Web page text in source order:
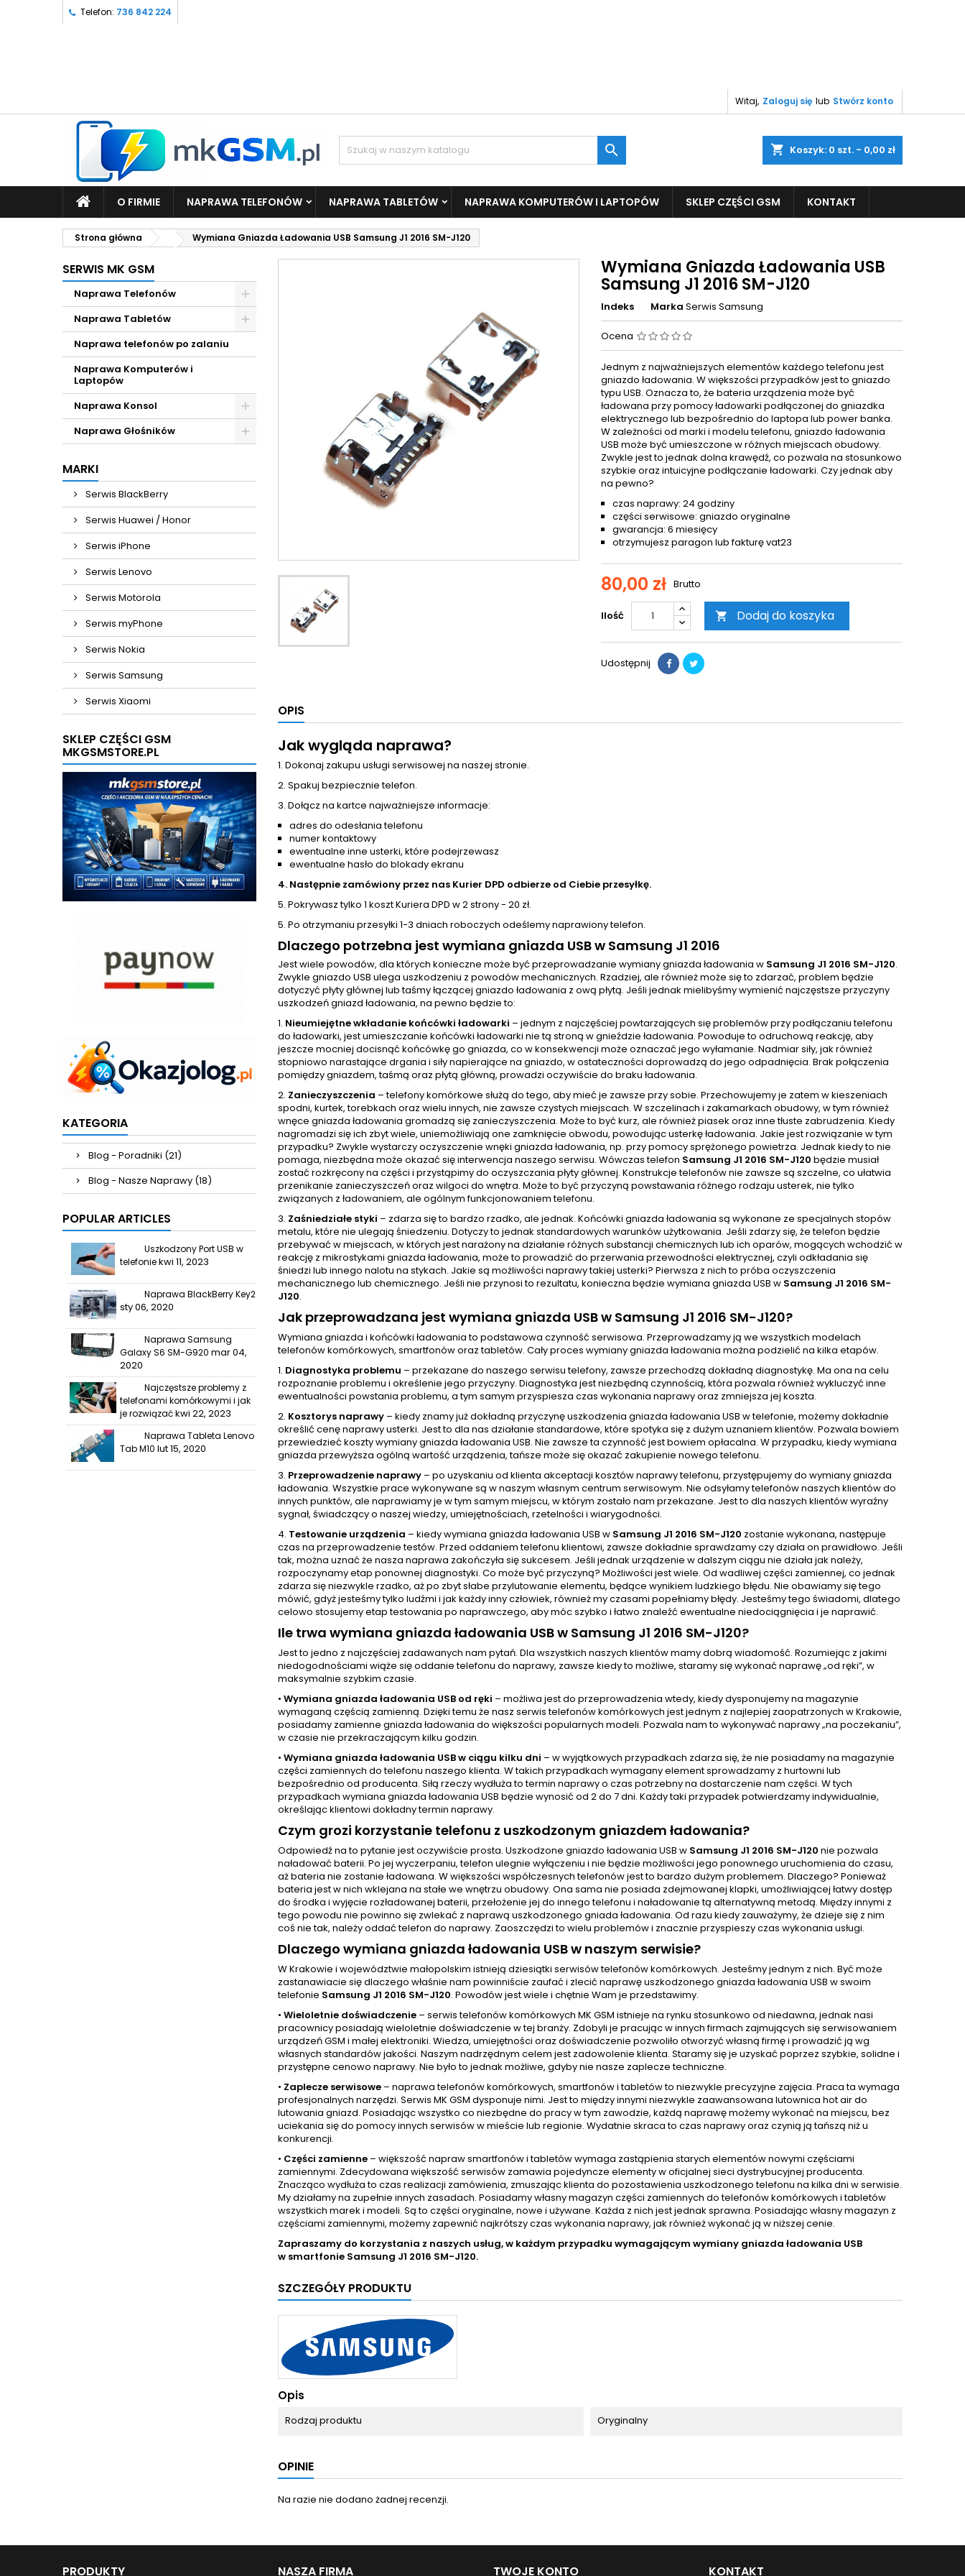
Telefon: 736 842 224
Witaj, Zaloguj się lub Stwórz konto
shopping_cart Koszyk: 0 szt. - 0,00 zł

O FIRMIE NAPRAWA TELEFONÓW NAPRAWA TABLETÓW NAPRAWA KOMPUTERÓW I LAPTOPÓW SKLEP CZĘŚCI GSM KONTAKT
Strona główna Wymiana Gniazda Ładowania USB Samsung J1 2016 SM-J120
SERWIS MK GSM
Naprawa Telefonów
Naprawa Tabletów
Naprawa telefonów po zalaniu
Naprawa Komputerów i
Laptopów
Naprawa Konsol
Naprawa Głośników
MARKI
Serwis BlackBerry
Serwis Huawei / Honor
Serwis iPhone
Serwis Lenovo
Serwis Motorola
Serwis myPhone
Serwis Nokia
Serwis Samsung
Serwis Xiaomi
SKLEP CZĘŚCI GSM
MKGSMSTORE.PL
KATEGORIA
Blog - Poradniki (21)
Blog - Nasze Naprawy (18)
POPULAR ARTICLES
Uszkodzony Port USB w
telefoniekwi 11, 2023
Naprawa BlackBerry Key2
sty 06, 2020
Naprawa Samsung
Galaxy S6 SM-G920 mar 04,
2020
Najczęstsze problemy z
telefonami komórkowymi i jak
je rozwiązaćkwi 22, 2023
Naprawa Tableta Lenovo
Tab M10 lut 15, 2020
Wymiana Gniazda Ładowania USB
Samsung J1 2016 SM-J120
Indeks Marka Serwis Samsung
Ocena
Jednym z najważniejszych elementów każdego telefonu jest
gniazdo ładowania. W większości przypadków jest to gniazdo
typu USB. Oznacza to, że bateria urządzenia może być
ładowana przy pomocy ładowarki podłączonej do gniazdka
elektrycznego lub bezpośrednio do laptopa lub power banka.
W zależności od marki i modelu telefonu, gniazdo ładowania
USB może być umieszczone w różnych miejscach obudowy.
Zwykle jest to jednak dolna krawędź, co pozwala na stosunkowo
szybkie oraz intuicyjne podłączanie ładowarki. Czy jednak aby
na pewno?
czas naprawy: 24 godziny
części serwisowe: gniazdo oryginalne
gwarancja: 6 miesięcy
otrzymujesz paragon lub fakturę vat23
80,00 zł Brutto
Ilość  Dodaj do koszyka
Udostępnij
OPIS
Jak wygląda naprawa?
1. Dokonaj zakupu usługi serwisowej na naszej stronie.
2. Spakuj bezpiecznie telefon.
3. Dołącz na kartce najważniejsze informacje:
adres do odesłania telefonu
numer kontaktowy
ewentualne inne usterki, które podejrzewasz
ewentualne hasło do blokady ekranu
4. Następnie zamówiony przez nas Kurier DPD odbierze od Ciebie przesyłkę.
5. Pokrywasz tylko 1 koszt Kuriera DPD w 2 strony - 20 zł.
5. Po otrzymaniu przesyłki 1-3 dniach roboczych odeślemy naprawiony telefon.
Dlaczego potrzebna jest wymiana gniazda USB w Samsung J1 2016
Jest wiele powodów, dla których konieczne może być przeprowadzanie wymiany gniazda ładowania w Samsung J1 2016 SM-J120.
Zwykle gniazdo USB ulega uszkodzeniu z powodów mechanicznych. Rzadziej, ale również może się to zdarzać, problem będzie
dotyczyć płyty głównej lub taśmy łączącej gniazdo ładowania z ową płytą. Jeśli jednak mielibyśmy wymienić najczęstsze przyczyny
uszkodzeń gniazd ładowania, na pewno będzie to:
1. Nieumiejętne wkładanie końcówki ładowarki – jednym z najczęściej powtarzających się problemów przy podłączaniu telefonu
do ładowarki, jest umieszczanie końcówki ładowarki nie tą stroną w gnieździe ładowania. Powoduje to odruchową reakcję, aby
jeszcze mocniej docisnąć końcówkę go gniazda, co w konsekwencji może oznaczać jego wyłamanie. Nadmiar siły, jak również
stopniowo narastające drgania i siły napierające na gniazdo, w ostateczności doprowadzą do jego odpadnięcia. Brak połączenia
pomiędzy gniazdem, taśmą oraz płytą główną, prowadzi oczywiście do braku ładowania.
2. Zanieczyszczenia – telefony komórkowe służą do tego, aby mieć je zawsze przy sobie. Przechowujemy je zatem w kieszeniach
spodni, kurtek, torebkach oraz wielu innych, nie zawsze czystych miejscach. W szczelinach i zakamarkach obudowy, w tym również
wnęce gniazda ładowania gromadzą się zanieczyszczenia. Może to być kurz, ale również piasek oraz inne tłuste zabrudzenia. Kiedy
nagromadzi się ich zbyt wiele, uniemożliwiają one zamknięcie obwodu, powodując usterkę ładowania. Jakie jest rozwiązanie w tym
przypadku? Zwykle wystarczy oczyszczenie wnęki gniazda ładowania, np. przy pomocy sprężonego powietrza. Jednak kiedy to nie
pomaga, niezbędna może okazać się interwencja naszego serwisu. Wówczas telefon Samsung J1 2016 SM-J120 będzie musiał
zostać rozkręcony na części i przystąpimy do oczyszczania płyty głównej. Konstrukcje telefonów nie zawsze są szczelne, co ułatwia
przenikanie zanieczyszczeń oraz wilgoci do wnętra. Może to być przyczyną powstawania różnego rodzaju usterek, nie tylko
związanych z ładowaniem, ale ogólnym funkcjonowaniem telefonu.
3. Zaśniedziałe styki – zdarza się to bardzo rzadko, ale jednak. Końcówki gniazda ładowania są wykonane ze specjalnych stopów
metalu, które nie ulegają śniedzeniu. Dotyczy to jednak standardowych warunków użytkowania. Jeśli zdarzy się, że telefon będzie
przebywać w miejscach, w których jest narażony na działanie różnych substancji chemicznych lub ich oparów, mogących wchodzić w
reakcję z mikrostykami gniazda ładowania, może to prowadzić do przerwania przewodności elektrycznej, czyli odkładania się
śniedzi lub innego nalotu na stykach. Jakie są możliwości naprawy takiej usterki? Pierwsza z nich to próba oczyszczenia
mechanicznego lub chemicznego. Jeśli nie przynosi to rezultatu, konieczna będzie wymiana gniazda USB w Samsung J1 2016 SM-
J120.
Jak przeprowadzana jest wymiana gniazda USB w Samsung J1 2016 SM-J120?
Wymiana gniazda i końcówki ładowania to podstawowa czynność serwisowa. Przeprowadzamy ją we wszystkich modelach
telefonów komórkowych, smartfonów oraz tabletów. Cały proces wymiany gniazda ładowania można podzielić na kilka etapów.
1. Diagnostyka problemu – przekazane do naszego serwisu telefony, zawsze przechodzą dokładną diagnostykę. Ma ona na celu
rozpoznanie problemu i określenie jego przyczyny. Diagnostyka jest niezbędną czynnością, która pozwala również wykluczyć inne
ewentualności powstania problemu, a tym samym przyspiesza czas wykonania naprawy oraz zmniejsza jej koszta.
2. Kosztorys naprawy – kiedy znamy już dokładną przyczynę uszkodzenia gniazda ładowania USB w telefonie, możemy dokładnie
określić cenę naprawy usterki. Jest to dla nas działanie standardowe, które spotyka się z dużym uznaniem klientów. Pozwala bowiem
przewiedzieć koszty wymiany gniazda ładowania USB. Nie zawsze ta czynność jest bowiem opłacalna. W przypadku, kiedy wymiana
gniazda przewyższa ogólną wartość urządzenia, tańsze może się okazać zakupienie nowego telefonu.
3. Przeprowadzenie naprawy – po uzyskaniu od klienta akceptacji kosztów naprawy telefonu, przystępujemy do wymiany gniazda
ładowania. Wszystkie prace wykonywane są w naszym własnym centrum serwisowym. Nie odsyłamy telefonów naszych klientów do
innych punktów, ale naprawiamy je w tym samym miejscu, w którym zostało nam przekazane. Jest to dla naszych klientów wyraźny
sygnał, świadczący o naszej wiedzy, umiejętnościach, rzetelności i wiarygodności.
4. Testowanie urządzenia – kiedy wymiana gniazda ładowania USB w Samsung J1 2016 SM-J120 zostanie wykonana, następuje
czas na przeprowadzenie testów. Przed oddaniem telefonu klientowi, zawsze dokładnie sprawdzamy czy działa on prawidłowo. Jeśli
tak, można uznać że nasza naprawa zakończyła się sukcesem. Jeśli jednak urządzenie w dalszym ciągu nie działa jak należy,
rozpoczynamy etap ponownej diagnostyki. Co może być przyczyną? Możliwości jest wiele. Od wadliwej części zamiennej, co jednak
zdarza się niezwykle rzadko, aż po zbyt słabe przylutowanie elementu, będące wynikiem ludzkiego błędu. Nie obawiamy się tego
mówić, gdyż jesteśmy tylko ludźmi i jak każdy inny człowiek, również my czasami popełniamy błędy. Jesteśmy tego świadomi, dlatego
celowo stosujemy etap testowania po naprawczego, aby móc szybko i łatwo znaleźć ewentualne niedociągnięcia i je naprawić.
Ile trwa wymiana gniazda ładowania USB w Samsung J1 2016 SM-J120?
Jest to jedno z najczęściej zadawanych nam pytań. Dla wszystkich naszych klientów mamy dobrą wiadomość. Rozumiejąc z jakimi
niedogodnościami wiąże się oddanie telefonu do naprawy, zawsze kiedy to możliwe, staramy się wykonać naprawę „od ręki”, w
maksymalnie szybkim czasie.
• Wymiana gniazda ładowania USB od ręki – możliwa jest do przeprowadzenia wtedy, kiedy dysponujemy na magazynie
wymaganą częścią zamienną. Dzięki temu że nasz serwis telefonów komórkowych jest jednym z najlepiej zaopatrzonych w Krakowie,
posiadamy zamienne gniazda ładowania do większości popularnych modeli. Pozwala nam to wykonywać naprawy „na poczekaniu”,
w czasie nie przekraczającym kilku godzin.
• Wymiana gniazda ładowania USB w ciągu kilku dni – w wyjątkowych przypadkach zdarza się, że nie posiadamy na magazynie
części zamiennych do telefonu naszego klienta. W takich przypadkach wymagany element sprowadzamy z hurtowni lub
bezpośrednio od producenta. Siłą rzeczy wydłuża to termin naprawy o czas potrzebny na dostarczenie nam części. W tych
przypadkach wymiana gniazda ładowania USB będzie wynosić od 2 do 7 dni. Każdy taki przypadek potwierdzamy indywidualnie,
określając klientowi dokładny termin naprawy.
Czym grozi korzystanie telefonu z uszkodzonym gniazdem ładowania?
Odpowiedź na to pytanie jest oczywiście prosta. Uszkodzone gniazdo ładowania USB w Samsung J1 2016 SM-J120 nie pozwala
naładować baterii. Po jej wyczerpaniu, telefon ulegnie wyłączeniu i nie będzie możliwości jego ponownego uruchomienia do czasu,
aż bateria nie zostanie ładowana. W większości współczesnych telefonów jest to bardzo dużym problemem. Dlaczego? Ponieważ
bateria jest w nich wklejana na stałe we wnętrzu obudowy. Ona sama nie posiada zdejmowanej klapki, umożliwiającej łatwy dostęp
do środka i wyjęcie rozładowanej baterii, przełożenie jej do innego telefonu i naładowanie tą alternatywną metodą. Między innymi z
tego powodu nie powinno się zwlekać z naprawą uszkodzonego gniada ładowania. Od razu kiedy zauważymy, że dzieje się z nim
coś nie tak, należy oddać telefon do naprawy. Zaoszczędzi to wielu problemów i znacznie przyspieszy czas wykonania usługi.
Dlaczego wymiana gniazda ładowania USB w naszym serwisie?
W Krakowie i województwie małopolskim istnieją dziesiątki serwisów telefonów komórkowych. Jesteśmy jednym z nich. Być może
zastanawiacie się dlaczego właśnie nam powinniście zaufać i zlecić naprawę uszkodzonego gniazda ładowania USB w swoim
telefonie Samsung J1 2016 SM-J120. Powodów jest wiele i chętnie Wam je przedstawimy.
• Wieloletnie doświadczenie – serwis telefonów komórkowych MK GSM istnieje na rynku stosunkowo od niedawna, jednak nasi
pracownicy posiadają wieloletnie doświadczenie w tej branży. Zdobyli je pracując w innych firmach zajmujących się serwisowaniem
urządzeń GSM i małej elektroniki. Wiedza, umiejętności oraz doświadczenie pozwoliło otworzyć własną firmę i prowadzić ją wg
własnych standardów jakości. Naszym nadrzędnym celem jest zadowolenie klienta. Staramy się je uzyskać poprzez szybkie, solidne i
przystępne cenowo naprawy. Nie było to jednak możliwe, gdyby nie nasze zaplecze techniczne.
• Zaplecze serwisowe – naprawa telefonów komórkowych, smartfonów i tabletów to niezwykle precyzyjne zajęcia. Praca ta wymaga
profesjonalnych narzędzi. Serwis MK GSM dysponuje nimi. Jest to między innymi niezwykle zaawansowana lutownica hot air do
lutowania gniazd. Posiadając wszystko co niezbędne do pracy w tym zawodzie, każdą naprawę możemy wykonać na miejscu, bez
uciekania się do pomocy innych serwisów w mieście lub regionie. Wydatnie skraca to czas naprawy oraz czynią ją tańszą niż u
konkurencji.
• Części zamienne – większość napraw smartfonów i tabletów wymaga zastąpienia starych elementów nowymi częściami
zamiennymi. Zdecydowana większość serwisów zamawia pojedyncze elementy w oficjalnej sieci dystrybucyjnej producenta.
Znacząco wydłuża to czas realizacji zamówienia, zmuszając klienta do pozostawienia uszkodzonego telefonu na kilka dni w serwisie.
My działamy na zupełnie innych zasadach. Posiadamy własny magazyn części zamiennych do telefonów komórkowych i tabletów
wszystkich marek i modeli. Są to części oryginalne, nowe i używane. Każda z nich jest jednak sprawna. Posiadając własny magazyn z
częściami zamiennymi, możemy zapewnić najkrótszy czas wykonania naprawy, jak również wykonać ją w niższej cenie.
Zapraszamy do korzystania z naszych usług, w każdym przypadku wymagającym wymiany gniazda ładowania USB
w smartfonie Samsung J1 2016 SM-J120.
SZCZEGÓŁY PRODUKTU
Opis
Rodzaj produktu Oryginalny
OPINIE
Na razie nie dodano żadnej recenzji.
PRODUKTY NASZA FIRMA TWOJE KONTO KONTAKT